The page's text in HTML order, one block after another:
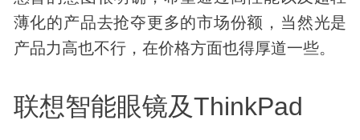
薄化的产品去抢夺更多的市场份额，当然光是
产品力高也不行，在价格方面也得厚道一些。
联想智能眼镜及ThinkPad